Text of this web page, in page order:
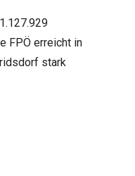
FPÖ erreicht in
stark